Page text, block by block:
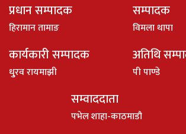
प्रधान सम्पादक
हिरामान तामाङ
सम्पादक
विमला थापा
कार्यकारी सम्पादक
धु्रव रायमाझी
अतिथि
पी पाण्डे
सम्वाददाता
पभेल शाहा-काठमाडौ